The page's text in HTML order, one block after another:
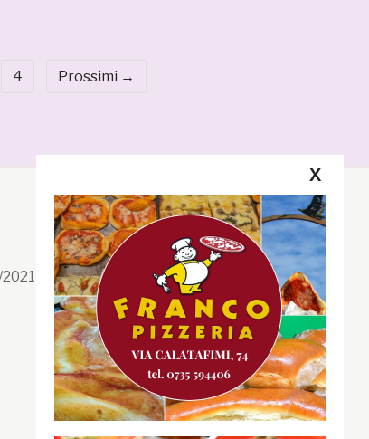
4 Prossimi →
n. 199/2021
Segui la GRB
Facebook
Instagram
Twitter
Youtube
X